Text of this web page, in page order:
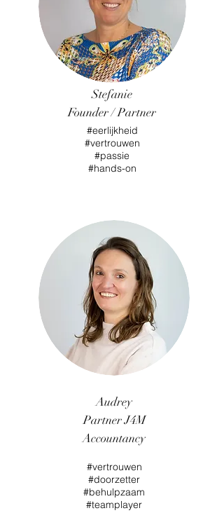
Stefanie
Founder / Partner
#eerlijkheid
#vertrouwen
#passie
#hands-on
Audrey
Partner J4M
Accountancy
#vertrouwen
#doorzetter
#behulpzaam
#teamplayer